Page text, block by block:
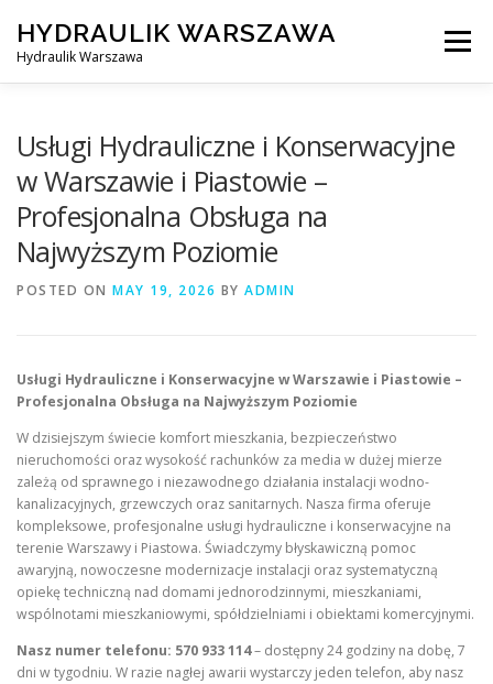
content
HYDRAULIK WARSZAWA
Hydraulik Warszawa
Menu
OBSŁUGIWANE LOKALIZACJE – WARSZAWA I OKOLICE
KONTAKT
Usługi Hydrauliczne i Konserwacyjne
w Warszawie i Piastowie –
Profesjonalna Obsługa na
Najwyższym Poziomie
POSTED ON MAY 19, 2026 BY ADMIN
Usługi Hydrauliczne i Konserwacyjne w Warszawie i Piastowie –
Profesjonalna Obsługa na Najwyższym Poziomie
W dzisiejszym świecie komfort mieszkania, bezpieczeństwo
nieruchomości oraz wysokość rachunków za media w dużej mierze
zależą od sprawnego i niezawodnego działania instalacji wodno-
kanalizacyjnych, grzewczych oraz sanitarnych. Nasza firma oferuje
kompleksowe, profesjonalne usługi hydrauliczne i konserwacyjne na
terenie Warszawy i Piastowa. Świadczymy błyskawiczną pomoc
awaryjną, nowoczesne modernizacje instalacji oraz systematyczną
opiekę techniczną nad domami jednorodzinnymi, mieszkaniami,
wspólnotami mieszkaniowymi, spółdzielniami i obiektami komercyjnymi.
Nasz numer telefonu: 570 933 114– dostępny 24 godziny na dobę, 7
dni w tygodniu. W razie nagłej awarii wystarczy jeden telefon, aby nasz